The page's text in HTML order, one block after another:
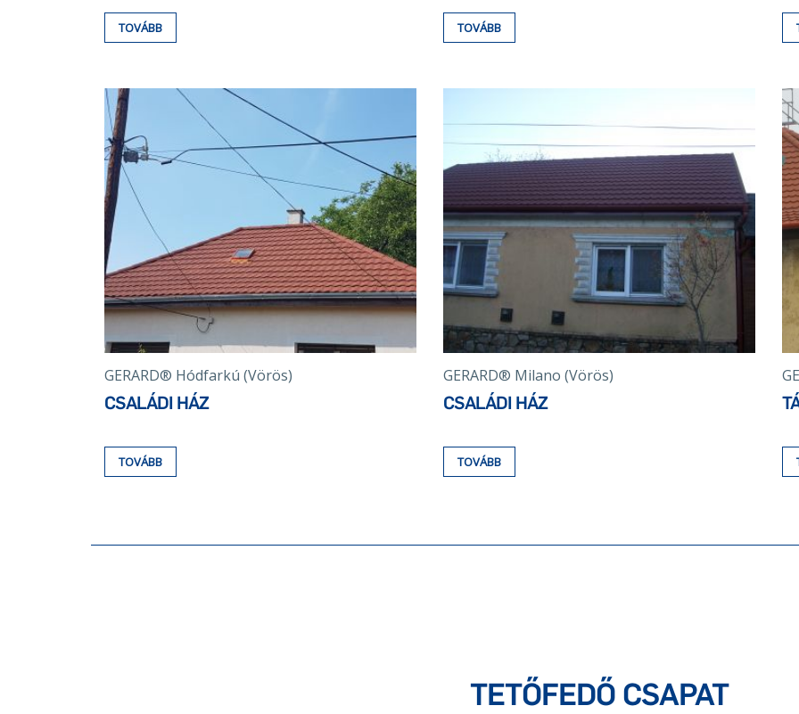
TOVÁBB TOVÁBB
GERARD® Hódfarkú (Vörös)
CSALÁDI HÁZ
TOVÁBB
GERARD® Milano (Vörös)
CSALÁDI HÁZ
TOVÁBB
TETŐFEDŐ CSAPAT